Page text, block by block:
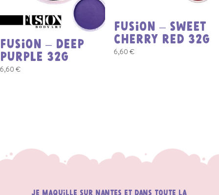
FUSION – DEEP
PURPLE 32G
6,60 €
FUSION – SWEET
CHERRY RED 32g
6,60 €
Je maquille sur Nantes et dans toute la